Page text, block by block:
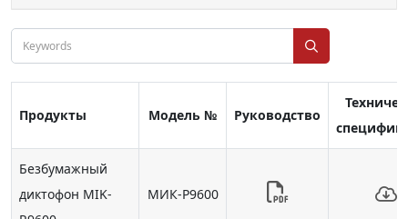
Продукты Модель № Руководство
Безбумажный
диктофон MIK-
МИК-Р9600